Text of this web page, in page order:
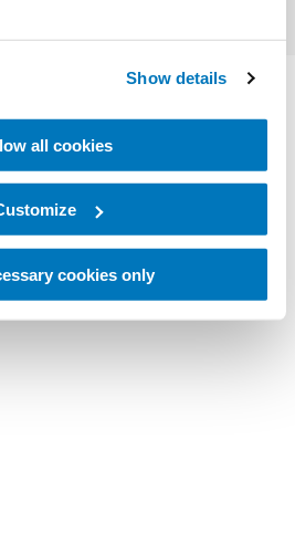
Show details
all cookies
cookies only